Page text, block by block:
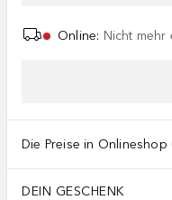
Online: Nicht mehr
Die Preise in
DEIN GESCHENK